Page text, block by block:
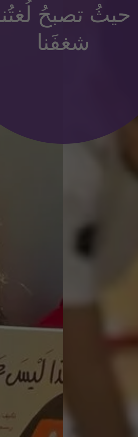
حيثُ تصبحُ
شغفَنا